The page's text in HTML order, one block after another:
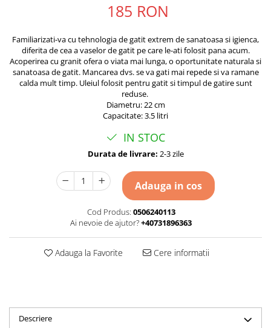
185 RON
Familiarizati-va cu tehnologia de gatit extrem de sanatoasa si igienca,
diferita de cea a vaselor de gatit pe care le-ati folosit pana acum.
Acoperirea cu granit ofera o viata mai lunga, o oportunitate naturala si
sanatoasa de gatit. Mancarea dvs. se va gati mai repede si va ramane
calda mult timp. Uleiul folosit pentru gatit si timpul de gatire sunt
reduse.
Diametru: 22 cm
Capacitate: 3.5 litri
IN STOC
Durata de livrare: 2-3 zile
Adauga in cos
Cod Produs: 0506240113
Ai nevoie de ajutor?+40731896363
Adauga la Favorite Cere informatii
Descriere